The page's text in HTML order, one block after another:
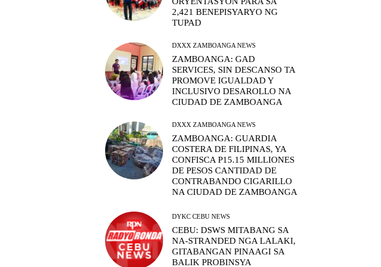
2,421 BENEPISYARYO NG
TUPAD
DXXX ZAMBOANGA NEWS
ZAMBOANGA: GAD
SERVICES, SIN DESCANSO TA
PROMOVE IGUALDAD Y
INCLUSIVO DESAROLLO NA
CIUDAD DE ZAMBOANGA
DXXX ZAMBOANGA NEWS
ZAMBOANGA: GUARDIA
COSTERA DE FILIPINAS, YA
CONFISCA P15.15 MILLIONES
DE PESOS CANTIDAD DE
CONTRABANDO CIGARILLO
NA CIUDAD DE ZAMBOANGA
DYKC CEBU NEWS
CEBU: DSWS MITABANG SA
NA-STRANDED NGA LALAKI,
GITABANGAN PINAAGI SA
BALIK PROBINSYA